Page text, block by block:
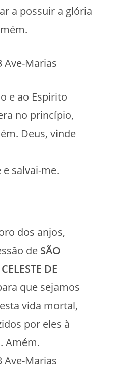
a possuir a glória
Ave-Marias
e ao Espirito
no princípio,
Deus, vinde
salvai-me.
dos anjos,
de SÃO
DE
que sejamos
vida mortal,
por eles à
Amém.
Ave-Marias